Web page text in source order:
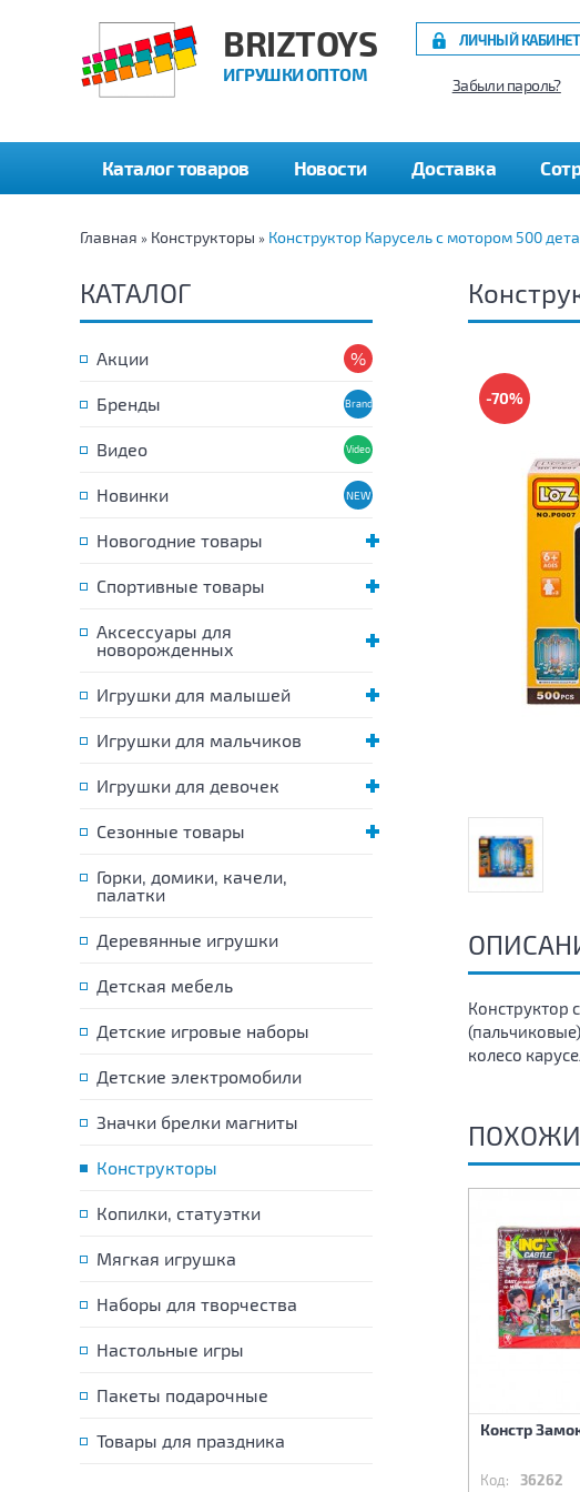
BRIZTOYS
ИГРУШКИ ОПТОМ
ЛИЧНЫЙ КАБИНЕТ
Забыли пароль?
Каталог товаров Новости Доставка
Главная » Конструкторы » Конструктор Карусель с мотором 500
КАТАЛОГ
Акции
Бренды
Видео
Новинки
Новогодние товары
Спортивные товары
Аксессуары для
новорожденных
Игрушки для малышей
Игрушки для мальчиков
Игрушки для девочек
Сезонные товары
Горки, домики, качели,
палатки
Деревянные игрушки
Детская мебель
Детские игровые наборы
Детские электромобили
Значки брелки магниты
Конструкторы
Копилки, статуэтки
Мягкая игрушка
Наборы для творчества
Настольные игры
Пакеты подарочные
Товары для праздника
-70%
Конструктор
колесо
детали
Констр
Код: 36262